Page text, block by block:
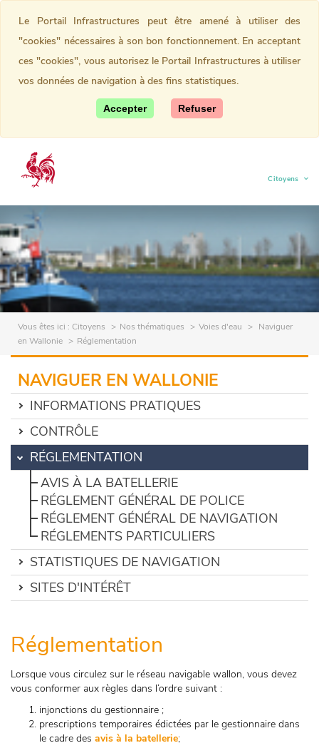
Citoyens
(current)
Vous êtes ici : Citoyens Nos thématiques Voies d'eau
Naviguer
en Wallonie
Réglementation
NAVIGUER EN WALLONIE
INFORMATIONS PRATIQUES
CONTRÔLE
RÉGLEMENTATION
AVIS À LA BATELLERIE
RÉGLEMENT GÉNÉRAL DE POLICE
RÉGLEMENT GÉNÉRAL DE NAVIGATION
RÉGLEMENTS PARTICULIERS
STATISTIQUES DE NAVIGATION
SITES D'INTÉRÊT
Réglementation
Lorsque vous circulez sur le réseau navigable wallon, vous devez
vous conformer aux règles dans l’ordre suivant :
injonctions du gestionnaire ;
prescriptions temporaires édictées par le gestionnaire dans
le cadre des avis à la batellerie;
Le Portail Infrastructures peut être amené à utiliser des
"cookies" nécessaires à son bon fonctionnement. En acceptant
ces "cookies", vous autorisez le Portail Infrastructures à utiliser
vos données de navigation à des fins statistiques.
Accepter Refuser